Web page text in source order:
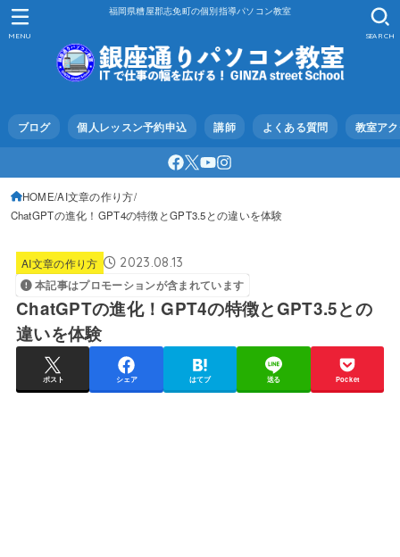
福岡県糟屋郡志免町の個別指導パソコン教室
ブログ 個人レッスン予約申込 講師 よくある質問 教室ア
SEARCH
MENU
HOME AI文章の作り方
ChatGPTの進化！GPT4の特徴とGPT3.5との違いを体験
AI文章の作り方 2023.08.13
本記事はプロモーションが含まれています
ChatGPTの進化！GPT4の特徴とGPT3.5との
違いを体験
ポスト シェア はてブ 送る Pocket